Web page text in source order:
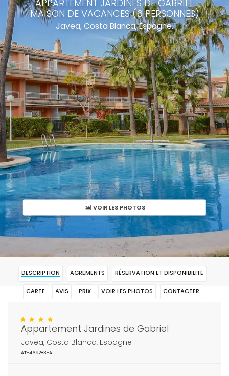
APPARTEMENT JARDINES DE GABRIEL
MAISON DE VACANCES (6 PERSONNES)
Javea, Costa Blanca, Espagne.
VOIR LES PHOTOS
DESCRIPTION AGRÉMENTS RÉSERVATION ET DISPONIBILITÉ
CARTE AVIS PRIX VOIR LES PHOTOS CONTACTER
Appartement Jardines de Gabriel
Javea, Costa Blanca, Espagne
AT-469283-A